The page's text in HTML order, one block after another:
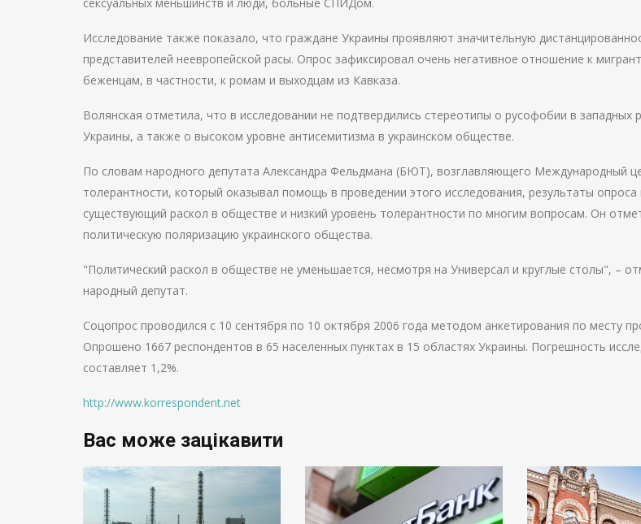
Исследование также показало, что граждане Украины проявляют значительную
представителей неевропейской расы. Опрос зафиксировал очень негативное отношение к
беженцам, в частности, к ромам и выходцам из Кавказа.
Волянская отметила, что в исследовании не подтвердились стереотипы о русофобии в западных
Украины, а также о высоком уровне антисемитизма в украинском обществе.
По словам народного депутата Александра Фельдмана (БЮТ), возглавляющего Международный
толерантности, который оказывал помощь в проведении этого исследования, результаты
существующий раскол в обществе и низкий уровень толерантности по многим вопросам. Он
политическую поляризацию украинского общества.
"Политический раскол в обществе не уменьшается, несмотря на Универсал и круглые столы", –
народный депутат.
Соцопрос проводился с 10 сентября по 10 октября 2006 года методом анкетирования по месту
Опрошено 1667 респондентов в 65 населенных пунктах в 15 областях Украины. Погрешность
составляет 1,2%.
http://www.korrespondent.net
Вас може зацікавити